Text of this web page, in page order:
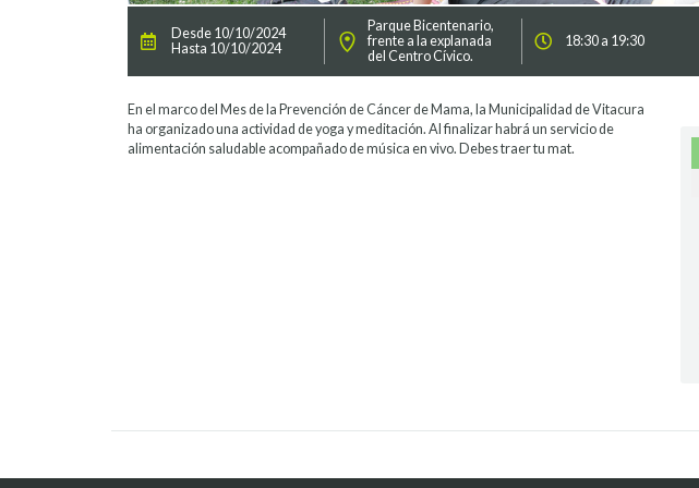
Desde 10/10/2024
Hasta 10/10/2024
Parque Bicentenario,
frente a la explanada
del Centro Cívico.
18:30 a 19:30
En el marco del Mes de la Prevención de Cáncer de Mama, la Municipalidad de Vitacura
ha organizado una actividad de yoga y meditación. Al finalizar habrá un servicio de
alimentación saludable acompañado de música en vivo. Debes traer tu mat.